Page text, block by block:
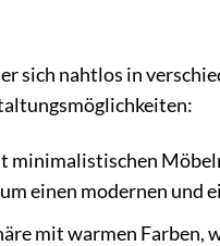
nahtlos in
minimalistischen
einen modernen und
mit warmen Farben,